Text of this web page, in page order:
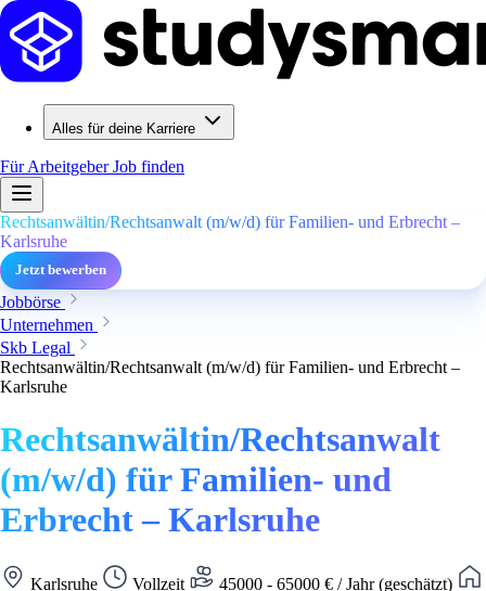
Alles für deine Karriere
Für ArbeitgeberJob finden
Rechtsanwältin/Rechtsanwalt (m/w/d) für Familien- und Erbrecht –
Karlsruhe
Jetzt bewerben
Jobbörse
Unternehmen
Skb Legal
Rechtsanwältin/Rechtsanwalt (m/w/d) für Familien- und Erbrecht –
Karlsruhe
Rechtsanwältin/Rechtsanwalt
(m/w/d) für Familien- und
Erbrecht – Karlsruhe
Karlsruhe Vollzeit
45000 - 65000 € / Jahr (geschätzt)